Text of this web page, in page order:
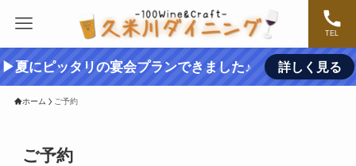
TEL
▶夏にピッタリの宴会プランできました♪ 詳しく見る
ホーム ご予約
ご予約